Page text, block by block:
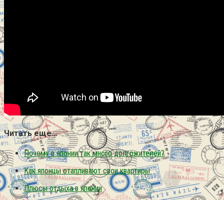
Читать еще…
Почему в японии так много долгожителей?
Как японцы отапливают свои квартиры
Плюсы отдыха в японии